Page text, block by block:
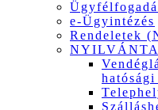
e-Ügyintézés
Rendeletek